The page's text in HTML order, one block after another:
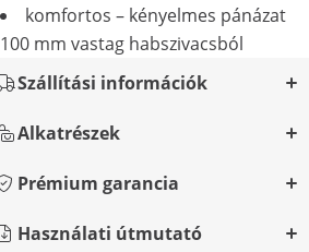
komfortos – kényelmes pánázat
100 mm vastag habszivacsból
Szállítási információk
Alkatrészek
Prémium garancia
Használati útmutató